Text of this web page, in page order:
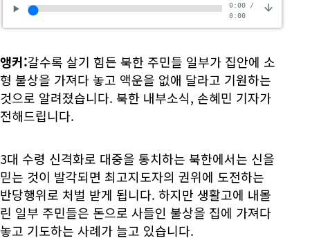
0:00/
0:00
앵커:갈수록 살기 힘든 북한 주민들 일부가 집안에 소
형 불상을 가져다 놓고 액운을 없애 달라고 기원하는
것으로 알려졌습니다. 북한 내부소식, 손혜민 기자가
전해드립니다.
3대 수령 신격화로 대중을 통치하는 북한에서는 신을
믿는 것이 발각되면 최고지도자의 권위에 도전하는
반당행위로 처벌 받게 됩니다. 하지만 생활고에 내몰
린 일부 주민들은 돈으로 사들인 불상을 집에 가져다
놓고 기도하는 사례가 늘고 있습니다.